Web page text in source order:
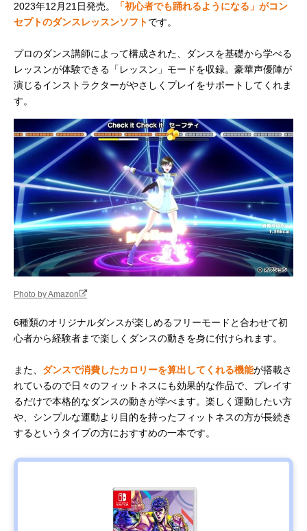
2023年12月21日発売。
「初心者でも踊れるようになる」がコン
セプトのダンスレッスンソフトです。
プロのダンス講師によって構成された、ダンスを基礎から学べる
レッスンが体験できる「レッスン」モードを収録。豪華声優陣が
演じるインストラクターがやさしくプレイをサポートしてくれま
す。
Photo by Amazon
6種類のオリジナルダンスが楽しめるフリーモードと合わせて初
心者から経験者まで楽しくダンスの動きを身に付けられます。
また、 ダンスで消費したカロリーを算出してくれる機能が搭載さ
れているので日々のフィットネスにも効果的な作品で、プレイす
るだけで本格的なダンスの動きが学べます。楽しく運動したい方
や、シンプルな運動より目的を持ったフィットネスの方が長続き
するというタイプの方におすすめの一本です。